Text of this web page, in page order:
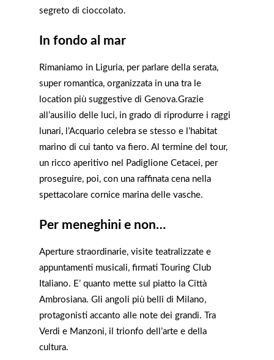
segreto di cioccolato.
In fondo al mar
Rimaniamo in Liguria, per parlare della serata,
super romantica, organizzata in una tra le
location più suggestive di Genova.Grazie
all’ausilio delle luci, in grado di riprodurre i raggi
lunari, l’Acquario celebra se stesso e l’habitat
marino di cui tanto va fiero. Al termine del tour,
un ricco aperitivo nel Padiglione Cetacei, per
proseguire, poi, con una raffinata cena nella
spettacolare cornice marina delle vasche.
Per meneghini e non…
Aperture straordinarie, visite teatralizzate e
appuntamenti musicali, firmati Touring Club
Italiano. E’ quanto mette sul piatto la Città
Ambrosiana. Gli angoli più belli di Milano,
protagonisti accanto alle note dei grandi. Tra
Verdi e Manzoni, il trionfo dell’arte e della
cultura.